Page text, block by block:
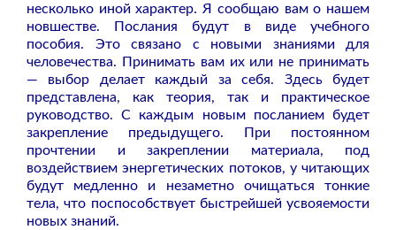
несколько иной характер. Я сообщаю вам о нашем
новшестве. Послания будут в виде учебного
пособия. Это связано с новыми знаниями для
человечества. Принимать вам их или не принимать
— выбор делает каждый за себя. Здесь будет
представлена, как теория, так и практическое
руководство. С каждым новым посланием будет
закрепление предыдущего. При постоянном
прочтении и закреплении материала, под
воздействием энергетических потоков, у читающих
будут медленно и незаметно очищаться тонкие
тела, что поспособствует быстрейшей усвояемости
новых знаний.